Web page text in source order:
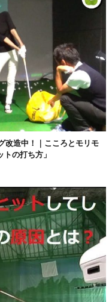
改造中！｜こころとモリモ
の打ち方」